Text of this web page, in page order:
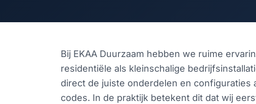
Bij EKAA Duurzaam hebben we ruime
residentiële als kleinschalige
direct de juiste onderdelen en
codes. In de praktijk betekent dit dat wij